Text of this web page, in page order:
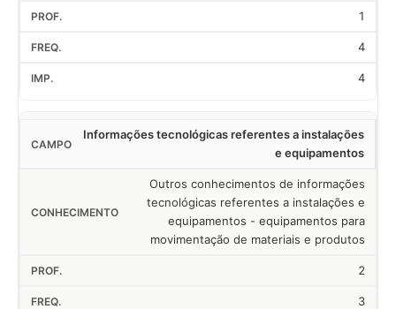
1
4
4
Informações tecnológicas referentes a instalações
e equipamentos
Outros conhecimentos de informações
tecnológicas referentes a instalações e
equipamentos - equipamentos para
movimentação de materiais e produtos
2
3